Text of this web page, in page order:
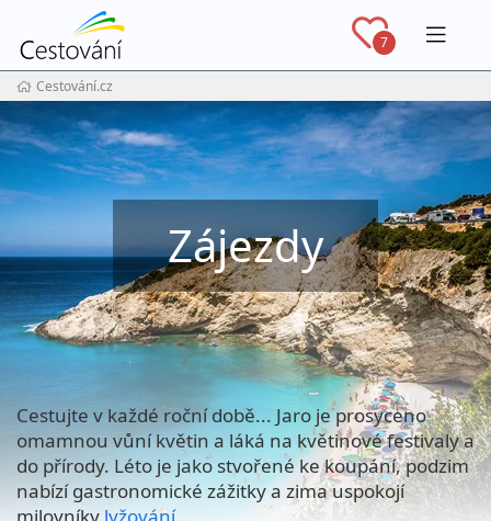
7
Cestování.cz
Zájezdy
Cestujte v každé roční době... Jaro je prosyceno
omamnou vůní květin a láká na květinové festivaly a
do přírody. Léto je jako stvořené ke koupání, podzim
nabízí gastronomické zážitky a zima uspokojí